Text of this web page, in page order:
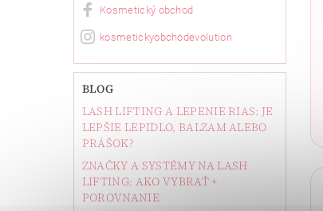
Kosmetický obchod
kosmetickyobchodevolution
BLOG
LASH LIFTING A LEPENIE RIAS: JE
LEPŠIE LEPIDLO, BALZAM ALEBO
PRÁŠOK?
ZNAČKY A SYSTÉMY NA LASH
LIFTING: AKO VYBRAŤ +
POROVNANIE